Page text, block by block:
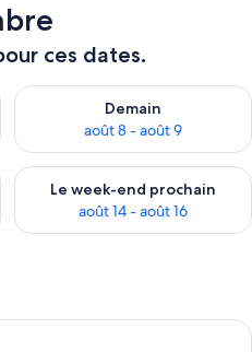
ces dates.
août 7 - août 8
Demain
août 8 - août 9
Vérifier la disponibilité pour
end août 7 - août 9
Le week-end prochain
août 14 - août 16
Vérifier la disponibilité pour
Une chambre à coucher